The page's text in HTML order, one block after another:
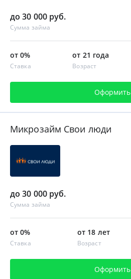
до 30 000 руб.
Сумма займа
от 0%
Ставка
от 21 года
Возраст
Оформить
Микрозайм Свои люди
до 30 000 руб.
Сумма займа
от 0%
Ставка
от 18 лет
Возраст
Оформить